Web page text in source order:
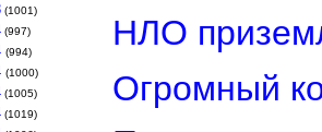
(1001)
(997)
(994)
(1000)
(1005)
(1019)
НЛО
Огромный